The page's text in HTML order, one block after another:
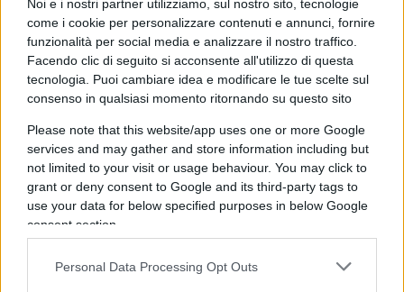
Noi e i nostri partner utilizziamo, sul nostro sito, tecnologie
come i cookie per personalizzare contenuti e annunci, fornire
funzionalità per social media e analizzare il nostro traffico.
Facendo clic di seguito si acconsente all'utilizzo di questa
tecnologia. Puoi cambiare idea e modificare le tue scelte sul
consenso in qualsiasi momento ritornando su questo sito
Please note that this website/app uses one or more Google
services and may gather and store information including but
not limited to your visit or usage behaviour. You may click to
grant or deny consent to Google and its third-party tags to
use your data for below specified purposes in below Google
consent section.
Personal Data Processing Opt Outs
ragazzo normale, che non aveva mai dato, mai,
nessun segno di squilibrio visibile e conviveva
tranquillamente in paese”, ha spiegato il sindaco
di Modena Massimo Mezzetti. La sindaca di
Ravarino, Maurizia Rebecchi, conferma:
“Sappiamo che è stato seguito da un Centro di
salute mentale e che, successivamente, ha
interrotto quel percorso. Sarà compito esclusivo
dell’indagine ricostruire l’intero quadro”. E poi
aggiunge: “Ha frequentato la scuola primaria in
paese e gli insegnanti – spiega all’ANSA – ci hanno